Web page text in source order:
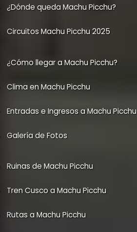
¿Dónde queda Machu Picchu?
Circuitos Machu Picchu 2025
¿Cómo llegar a Machu Picchu?
Clima en Machu Picchu
Entradas e Ingresos a Machu Picchu
Galería de Fotos
Ruinas de Machu Picchu
Tren Cusco a Machu Picchu
Rutas a Machu Picchu